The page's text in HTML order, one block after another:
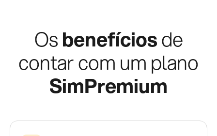
Osbenefíciosde
contar com um plano
SimPremium